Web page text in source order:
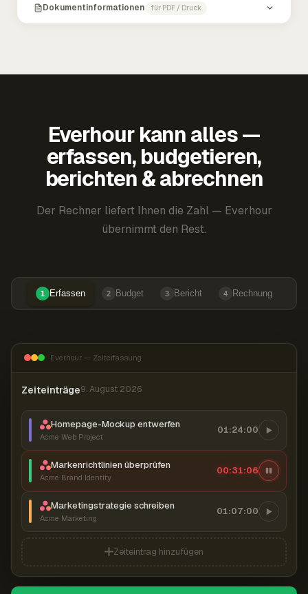
Dokumentinformationen für PDF / Druck
Everhour kann alles —
erfassen, budgetieren,
berichten & abrechnen
Der Rechner liefert Ihnen die Zahl — Everhour
übernimmt den Rest.
1 Erfassen 2 Budget 3 Bericht 4 Rechnung
Everhour — Zeiterfassung
Zeiteinträge9. August 2026
Homepage-Mockup entwerfen
Acme Web Project
01:24:00
Markenrichtlinien überprüfen
Acme Brand Identity
00:31:07
Marketingstrategie schreiben
Acme Marketing
01:07:00
Zeiteintrag hinzufügen